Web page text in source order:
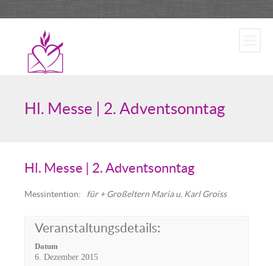
Hl. Messe | 2. Adventsonntag
Hl. Messe | 2. Adventsonntag
Messintention: für + Großeltern Maria u. Karl Groiss
Veranstaltungsdetails:
Datum
6. Dezember 2015